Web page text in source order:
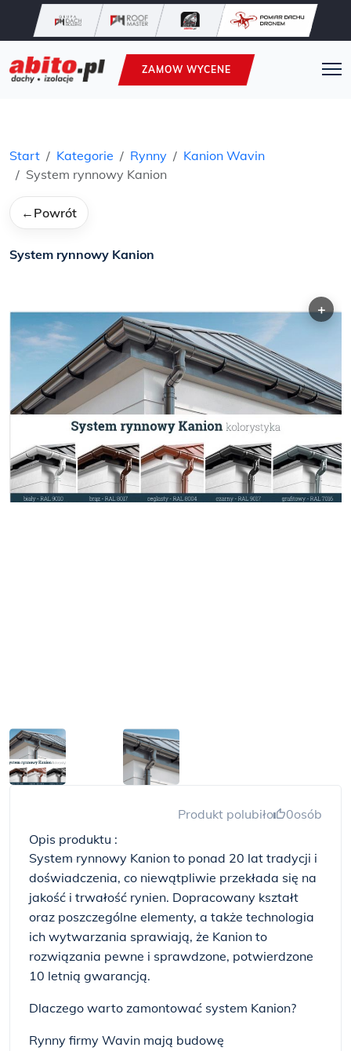
ZAMOW WYCENE
Start Kategorie Rynny
Kanion Wavin
System rynnowy Kanion
← Powrót
System rynnowy Kanion
+
Produkt polubiło 0osób
Opis produktu :
System rynnowy Kanion to ponad 20 lat tradycji i
doświadczenia, co niewątpliwie przekłada się na
jakość i trwałość rynien. Dopracowany kształt
oraz poszczególne elementy, a także technologia
ich wytwarzania sprawiają, że Kanion to
rozwiązania pewne i sprawdzone, potwierdzone
10 letnią gwarancją.
Dlaczego warto zamontować system Kanion?
Rynny firmy Wavin mają budowę